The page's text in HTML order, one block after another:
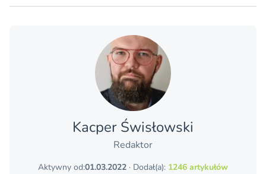
Kacper Świsło­wski
Redaktor
Aktywny od:01.03.2022 · Dodał(a): 1246 artykułów